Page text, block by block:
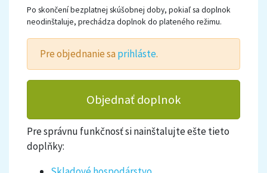
Po skončení bezplatnej skúšobnej doby, pokiaľ sa doplnok
neodinštaluje, prechádza doplnok do plateného režimu.
Pre objednanie sa prihláste.
Objednať doplnok
Pre správnu funkčnosť si nainštalujte ešte tieto
doplňky: